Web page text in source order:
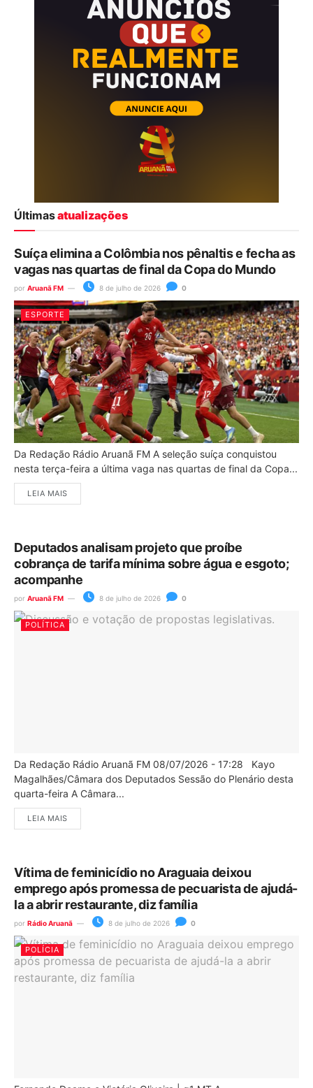
Últimasatualizações
Suíça elimina a Colômbia nos pênaltis e fecha as
vagas nas quartas de final da Copa do Mundo
por Aruanã FM 8 de julho de 2026 0
ESPORTE
Da Redação Rádio Aruanã FM A seleção suíça conquistou
nesta terça-feira a última vaga nas quartas de final da Copa...
LEIA MAIS
Deputados analisam projeto que proíbe
cobrança de tarifa mínima sobre água e esgoto;
acompanhe
por Aruanã FM 8 de julho de 2026 0
POLÍTICA
Da Redação Rádio Aruanã FM 08/07/2026 - 17:28 Kayo
Magalhães/Câmara dos Deputados Sessão do Plenário desta
quarta-feira A Câmara...
LEIA MAIS
Vítima de feminicídio no Araguaia deixou
emprego após promessa de pecuarista de ajudá-
la a abrir restaurante, diz família
por Rádio Aruanã 8 de julho de 2026 0
POLÍCIA